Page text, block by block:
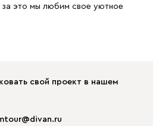
это мы любим свое уютное
свой проект в нашем